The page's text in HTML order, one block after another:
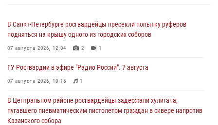
В Санкт-Петербурге росгвардейцы пресекли попытку руферов
подняться на крышу одного из городских соборов
07 августа 2026, 12:04 2 1
ГУ Росгвардии в эфире "Радио России". 7 августа
07 августа 2026, 10:15 1
В Центральном районе росгвардейцы задержали хулигана,
пугавшего пневматическим пистолетом граждан в сквере напротив
Казанского собора